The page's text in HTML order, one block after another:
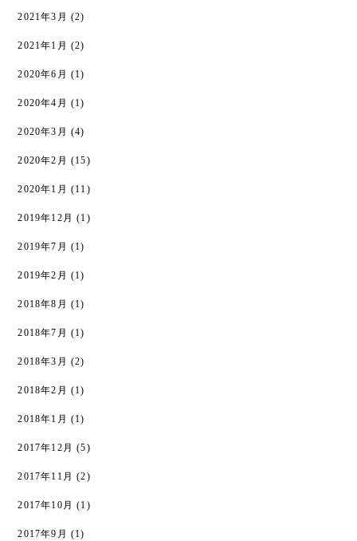
2021年3月 (2)
2021年1月 (2)
2020年6月 (1)
2020年4月 (1)
2020年3月 (4)
2020年2月 (15)
2020年1月 (11)
2019年12月 (1)
2019年7月 (1)
2019年2月 (1)
2018年8月 (1)
2018年7月 (1)
2018年3月 (2)
2018年2月 (1)
2018年1月 (1)
2017年12月 (5)
2017年11月 (2)
2017年10月 (1)
2017年9月 (1)